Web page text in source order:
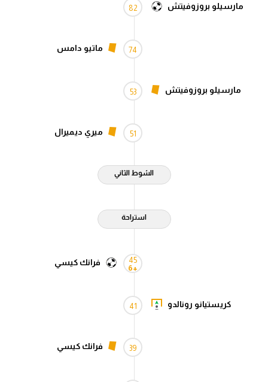
82 مارسيلو بروزوفيتش
74 ماتيو دامس
53 مارسيلو بروزوفيتش
51 ميري ديميرال
الشوط الثاني
استراحة
45
+6
فرانك كيسي
41 كريستيانو رونالدو
39 فرانك كيسي